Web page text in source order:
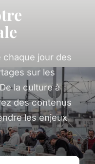
chaque jour des
sur les
la culture à
des contenus
les enjeux